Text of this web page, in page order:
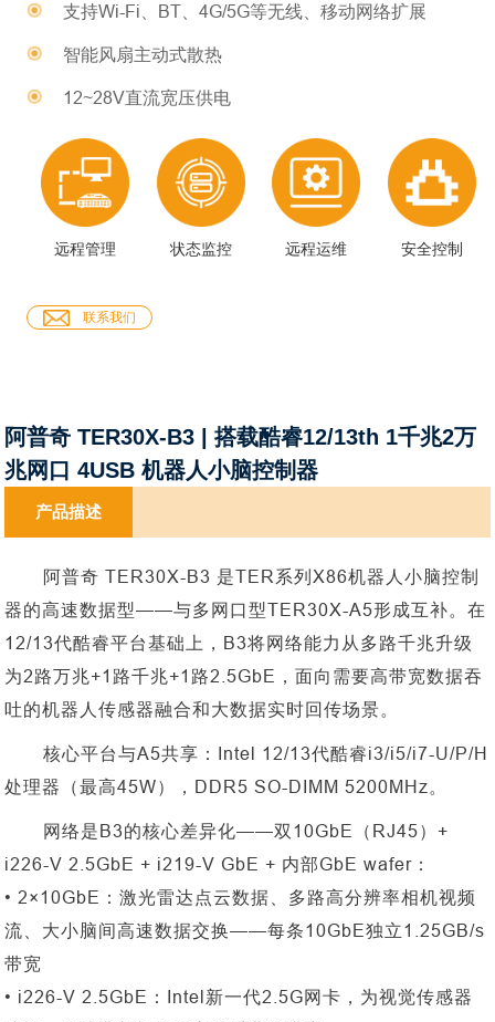
支持Wi-Fi、BT、4G/5G等无线、移动网络扩展
智能风扇主动式散热
12~28V直流宽压供电
远程管理 状态监控 远程运维 安全控制
联系我们
阿普奇 TER30X-B3 | 搭载酷睿12/13th 1千兆2万
兆网口 4USB 机器人小脑控制器
产品描述
阿普奇 TER30X-B3 是TER系列X86机器人小脑控制
器的高速数据型——与多网口型TER30X-A5形成互补。在
12/13代酷睿平台基础上，B3将网络能力从多路千兆升级
为2路万兆+1路千兆+1路2.5GbE，面向需要高带宽数据吞
吐的机器人传感器融合和大数据实时回传场景。
核心平台与A5共享：Intel 12/13代酷睿i3/i5/i7-U/P/H
处理器（最高45W），DDR5 SO-DIMM 5200MHz。
网络是B3的核心差异化——双10GbE（RJ45）+
i226-V 2.5GbE + i219-V GbE + 内部GbE wafer：
• 2×10GbE：激光雷达点云数据、多路高分辨率相机视频
流、大小脑间高速数据交换——每条10GbE独立1.25GB/s
带宽
• i226-V 2.5GbE：Intel新一代2.5G网卡，为视觉传感器